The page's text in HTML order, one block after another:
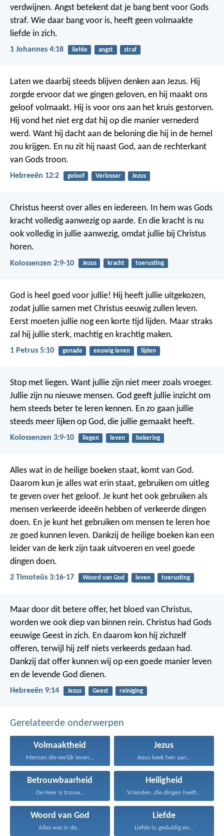
verdwijnen. Angst betekent dat je bang bent voor Gods
straf. Wie daar bang voor is, heeft geen volmaakte
liefde in zich.
1 Johannes 4:18 liefde angst straf
Laten we daarbij steeds blijven denken aan Jezus. Hij
zorgde ervoor dat we gingen geloven, en hij maakt ons
geloof volmaakt. Hij is voor ons aan het kruis gestorven.
Hij vond het niet erg dat hij op die manier vernederd
werd. Want hij dacht aan de beloning die hij in de hemel
zou krijgen. En nu zit hij naast God, aan de rechterkant
van Gods troon.
Hebreeën 12:2 geloof Verlosser Jezus
Christus heerst over alles en iedereen. In hem was Gods
kracht volledig aanwezig op aarde. En die kracht is nu
ook volledig in jullie aanwezig, omdat jullie bij Christus
horen.
Kolossenzen 2:9-10 Jezus kracht toerusting
God is heel goed voor jullie! Hij heeft jullie uitgekozen,
zodat jullie samen met Christus eeuwig zullen leven.
Eerst moeten jullie nog een korte tijd lijden. Maar straks
zal hij jullie sterk, machtig en krachtig maken.
1 Petrus 5:10 genade eeuwig leven lijden
Stop met liegen. Want jullie zijn niet meer zoals vroeger.
Jullie zijn nu nieuwe mensen. God geeft jullie inzicht om
hem steeds beter te leren kennen. En zo gaan jullie
steeds meer lijken op God, die jullie gemaakt heeft.
Kolossenzen 3:9-10 liegen leven bekering
Alles wat in de heilige boeken staat, komt van God.
Daarom kun je alles wat erin staat, gebruiken om uitleg
te geven over het geloof. Je kunt het ook gebruiken als
mensen verkeerde ideeën hebben of verkeerde dingen
doen. En je kunt het gebruiken om mensen te leren hoe
ze goed kunnen leven. Dankzij de heilige boeken kan een
leider van de kerk zijn taak uitvoeren en veel goede
dingen doen.
2 Timoteüs 3:16-17 Woord van God leven toerusting
Maar door dit betere offer, het bloed van Christus,
worden we ook diep van binnen rein. Christus had Gods
eeuwige Geest in zich. En daarom kon hij zichzelf
offeren, terwijl hij zelf niets verkeerds gedaan had.
Dankzij dat offer kunnen wij op een goede manier leven
en de levende God dienen.
Hebreeën 9:14 Jezus Geest reiniging
Gerelateerde onderwerpen
Volmaaktheid
Mensen die eerlijk leven...
Jezus
Jezus keek hen aan...
Betrouwbaarheid
De Heer is trouw...
Heiligheid
Vrienden, die dingen heeft...
Woord van God
Alles wat in de...
Liefde
Liefde is: geduldig en...